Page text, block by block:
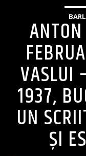
VASLUI
1937,
UN
ȘI